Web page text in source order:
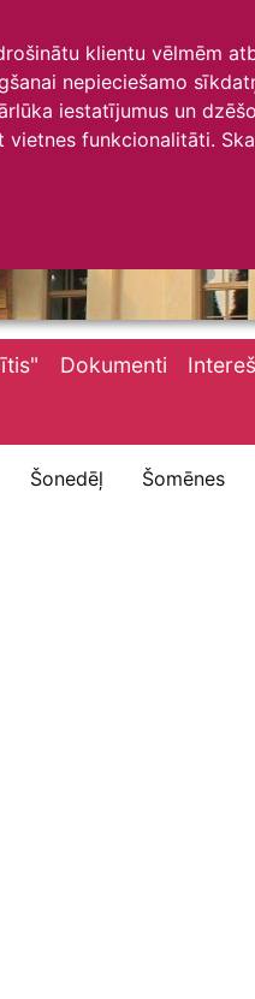
klientu vēlmēm
nepieciešamo
iestatījumus un
funkcionalitāti.
Dokumenti
Šonedēļ Šomēnes